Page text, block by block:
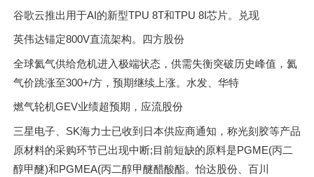
谷歌云推出用于AI的新型TPU 8T和TPU 8I芯片。兑现
英伟达锚定800V直流架构。四方股份
全球氦气供给危机进入极端状态，供需失衡突破历史峰值，氦
气价跳涨至300+/方，预期继续上涨。水发、华特
燃气轮机GEV业绩超预期，应流股份
三星电子、SK海力士已收到日本供应商通知，称光刻胶等产品
原材料的采购环节已出现中断;目前短缺的原料是PGME(丙二
醇甲醚)和PGMEA(丙二醇甲醚醋酸酯。怡达股份、百川